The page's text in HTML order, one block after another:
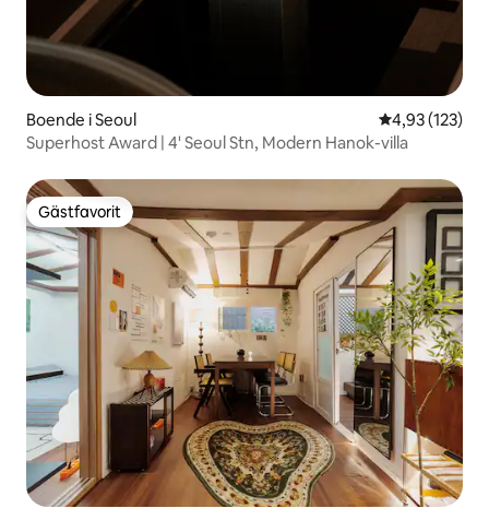
Boende i Seoul 4,93 av 5 i
4,93 (123)
Superhost Award | 4' Seoul Stn, Modern Hanok-villa
Gästfavorit
Gästfavorit